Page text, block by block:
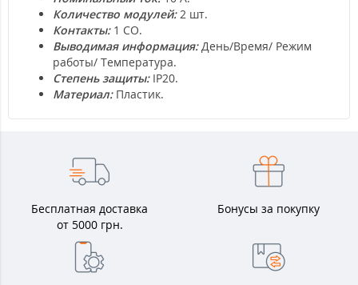
Количество модулей:2 шт.
Контакты:1 СO.
Выводимая информация:День/Время/ Режим
работы/ Температура.
Степень защиты:IP20.
Материал: Пластик.
Бесплатная доставка
от 5000 грн.
Бонусы за покупку